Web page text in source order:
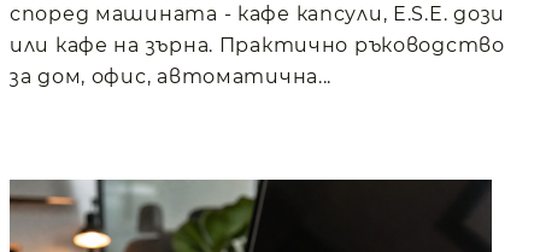
според машината - кафе капсули, E.S.E. дози
или кафе на зърна. Практично ръководство
за дом, офис, автоматична...